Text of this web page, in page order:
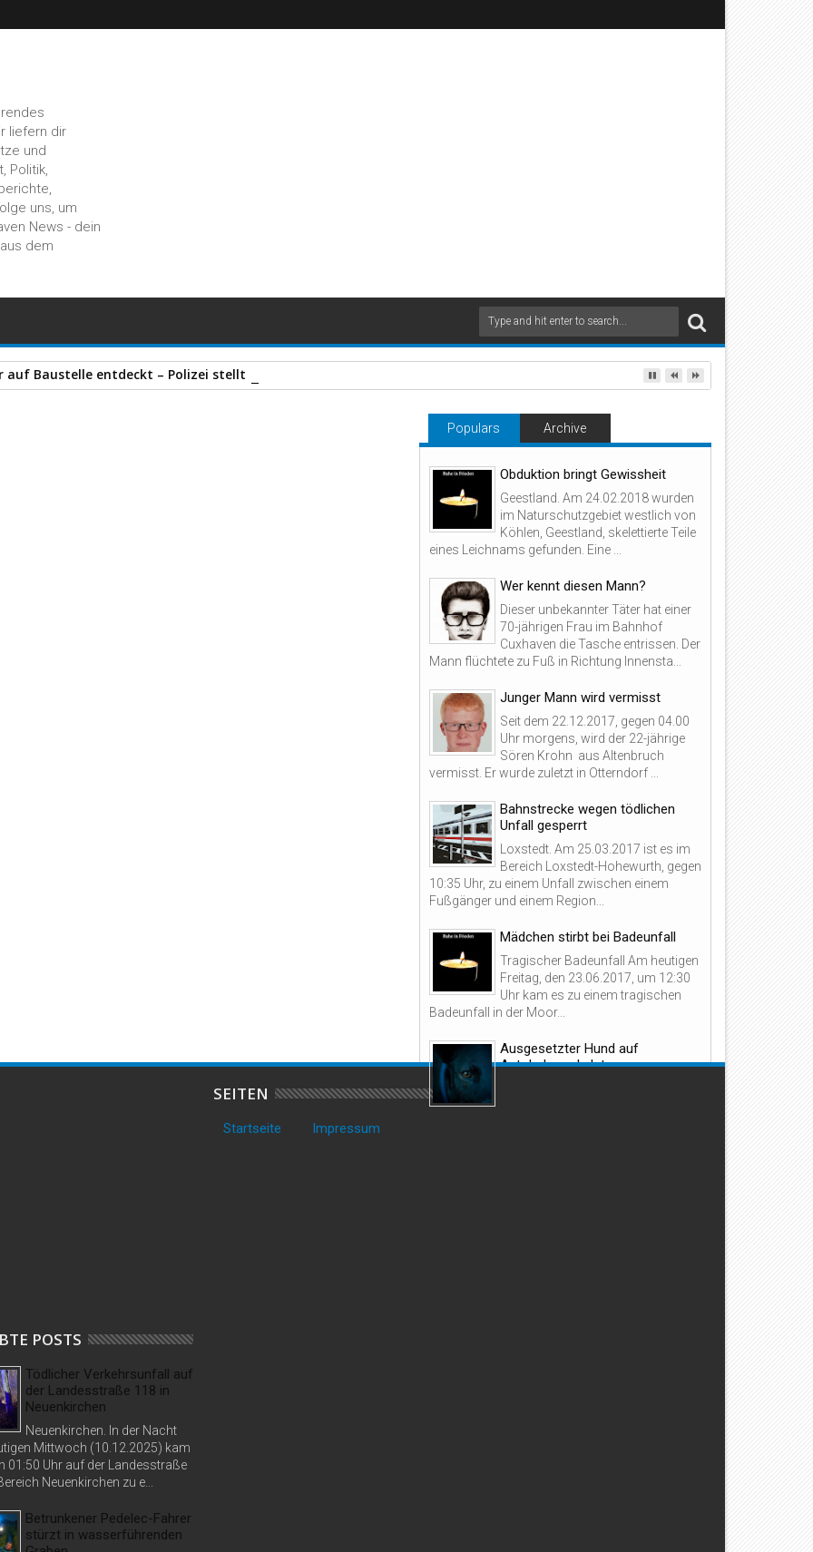
liefern dir
und
Politik,
uns, um
News - dein
dem
Baustelle entdeckt – Polizei stellt zahlreiche Gegenstände sicher
04
Motorroller in Brand gesetzt
2018
Fahrlässige Brandstiftung
Grillen
Populars Archive
Obduktion bringt Gewissheit
Geestland. Am 24.02.2018 wurden
im Naturschutzgebiet westlich von
Köhlen, Geestland, skelettierte Teile
eines Leichnams gefunden. Eine ...
Wer kennt diesen Mann?
Dieser unbekannter Täter hat einer
70-jährigen Frau im Bahnhof
Cuxhaven die Tasche entrissen. Der
Mann flüchtete zu Fuß in Richtung Innensta...
Junger Mann wird vermisst
Seit dem 22.12.2017, gegen 04.00
Uhr morgens, wird der 22-jährige
Sören Krohn aus Altenbruch
vermisst. Er wurde zuletzt in Otterndorf ...
Bahnstrecke wegen tödlichen
Unfall gesperrt
Loxstedt. Am 25.03.2017 ist es im
Bereich Loxstedt-Hohewurth, gegen
10:35 Uhr, zu einem Unfall zwischen einem
Fußgänger und einem Region...
Mädchen stirbt bei Badeunfall
Tragischer Badeunfall Am heutigen
Freitag, den 23.06.2017, um 12:30
Uhr kam es zu einem tragischen
Badeunfall in der Moor...
Ausgesetzter Hund auf
Autobahnparkplatz
POSTS
Tödlicher Verkehrsunfall auf
der Landesstraße 118 in
Neuenkirchen
Neuenkirchen. In der Nacht
Mittwoch (10.12.2025) kam
01:50 Uhr auf der Landesstraße
Neuenkirchen zu e...
Betrunkener Pedelec-Fahrer
stürzt in wasserführenden
SEITEN
Startseite Impressum